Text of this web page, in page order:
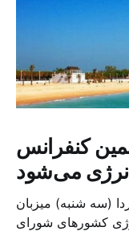
کنفرانس
می‌شود
(سه شنبه) میزبان
کشورهای شورای